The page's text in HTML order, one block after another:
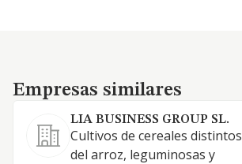
Empresas similares
Empresas similares
LIA BUSINESS GROUP SL.
Cultivos de cereales distintos
del arroz, leguminosas y